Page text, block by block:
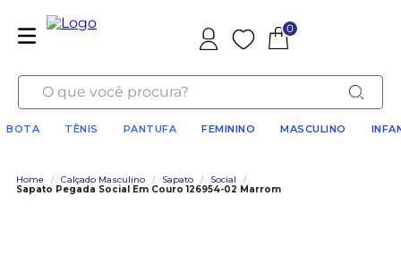
Favoritos
0
O que você procura?
BOTA TÊNIS PANTUFA FEMININO MASCULINO
Home / Calçado Masculino / Sapato / Social
/
Sapato Pegada Social Em Couro 126954-02 Marrom